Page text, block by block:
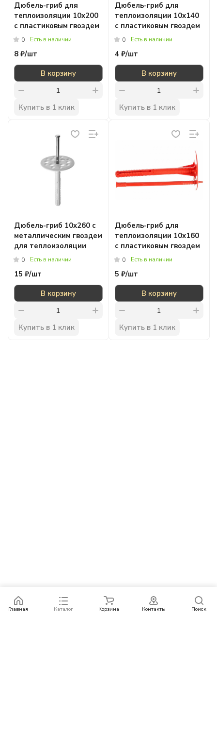
Дюбель-гриб для
теплоизоляции 10x200
с пластиковым гвоздем
0 Есть в наличии
8 ₽/шт
В корзину
Купить в 1 клик
Дюбель-гриб для
теплоизоляции 10x140
с пластиковым гвоздем
0 Есть в наличии
4 ₽/шт
В корзину
Купить в 1 клик
Дюбель-гриб 10x260 с
металлическим гвоздем
для теплоизоляции
0 Есть в наличии
15 ₽/шт
В корзину
Купить в 1 клик
Дюбель-гриб для
теплоизоляции 10x160
с пластиковым гвоздем
0 Есть в наличии
5 ₽/шт
В корзину
Купить в 1 клик
Главная Каталог Корзина Контакты Поиск